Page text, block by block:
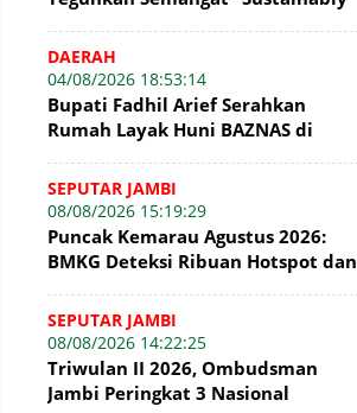
DAERAH
04/08/2026 18:53:14
Bupati Fadhil Arief Serahkan
Rumah Layak Huni BAZNAS di
SEPUTAR JAMBI
08/08/2026 15:19:29
Puncak Kemarau Agustus 2026:
BMKG Deteksi Ribuan Hotspot dan
SEPUTAR JAMBI
08/08/2026 14:22:25
Triwulan II 2026, Ombudsman
Jambi Peringkat 3 Nasional